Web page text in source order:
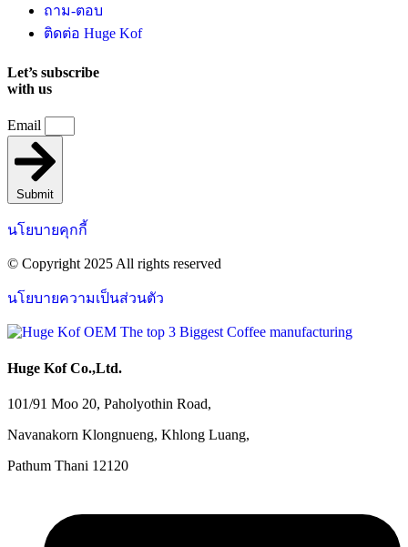
ถาม-ตอบ
ติดต่อ Huge Kof
Let’s subscribe
with us
Email
Submit
นโยบายคุกกี้
© Copyright 2025 All rights reserved
นโยบายความเป็นส่วนตัว
Huge Kof Co.,Ltd.
101/91 Moo 20, Paholyothin Road,
Navanakorn Klongnueng, Khlong Luang,
Pathum Thani 12120